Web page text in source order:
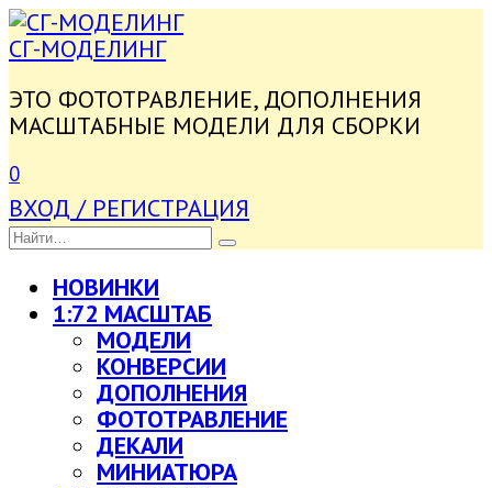
ПЕРЕЙТИ
К
СГ-МОДЕЛИНГ
ЭТО ФОТОТРАВЛЕНИЕ, ДОПОЛНЕНИЯ
МАСШТАБНЫЕ МОДЕЛИ ДЛЯ СБОРКИ
0
ВХОД / РЕГИСТРАЦИЯ
SEARCH
FOR:
НОВИНКИ
1:72 МАСШТАБ
МОДЕЛИ
КОНВЕРСИИ
ДОПОЛНЕНИЯ
ФОТОТРАВЛЕНИЕ
ДЕКАЛИ
МИНИАТЮРА